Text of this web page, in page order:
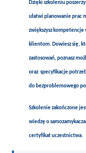
Dzięki szkoleniu
ułatwi planowanie prac
zwiększysz
klientom. Dowiesz się,
zastosowań, poznasz
oraz specyfikacje
do bezproblemowego
Szkolenie zakończone
wiedzę o
certyfikat uczestnictwa.